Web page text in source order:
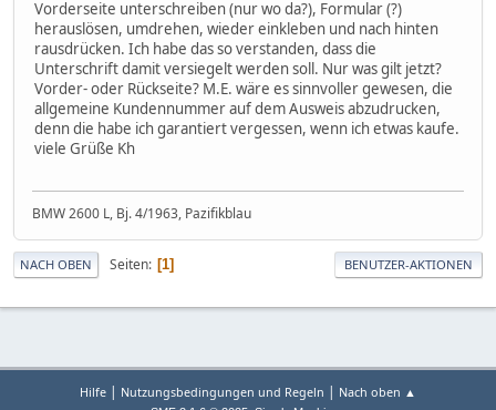
Vorderseite unterschreiben (nur wo da?), Formular (?)
herauslösen, umdrehen, wieder einkleben und nach hinten
rausdrücken. Ich habe das so verstanden, dass die
Unterschrift damit versiegelt werden soll. Nur was gilt jetzt?
Vorder- oder Rückseite? M.E. wäre es sinnvoller gewesen, die
allgemeine Kundennummer auf dem Ausweis abzudrucken,
denn die habe ich garantiert vergessen, wenn ich etwas kaufe.
viele Grüße Kh
BMW 2600 L, Bj. 4/1963, Pazifikblau
NACH OBEN Seiten 1 BENUTZER-AKTIONEN
Hilfe Nutzungsbedingungen und Regeln Nach oben ▲